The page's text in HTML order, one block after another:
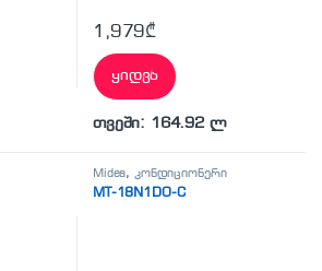
1,979₾
ყიდვა
თვეში: 164.92 ლ
Midea,კონდიციონერი
MT-18N1DO-C